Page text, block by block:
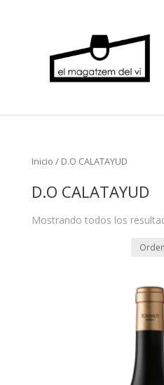
Inicio / D.O CALATAYUD
D.O CALATAYUD
Mostrando todos los